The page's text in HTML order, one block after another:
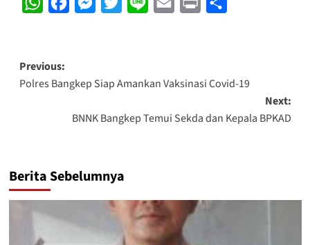
WhatsAppFacebookMessenger
Twitter Line Email Print
Post
navigation
Previous:
Polres Bangkep Siap Amankan Vaksinasi Covid-19
Next:
BNNK Bangkep Temui Sekda dan Kepala BPKAD
Berita Sebelumnya